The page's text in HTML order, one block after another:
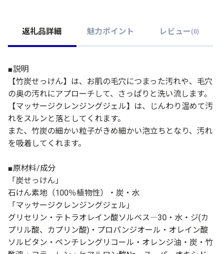
返礼品詳細 魅力ポイント レビュー (0)
■説明
【竹炭せっけん】は、お肌の毛穴につまった汚れや、毛穴
の奥の汚れにアプローチして、さっぱりと洗い流します。
【マッサージクレンジングジェル】は、じんわり温めて汚
れをスルンと落としてくれます。
また、竹炭の細かい粒子がきめ細かい泡立ちとなり、汚れ
を吸着してくれます。
■原材料/成分
「炭せっけん」
石けん素地（100％植物性）・炭・水
「マッサージクレンジングジェル」
グリセリン・テトラオレイン酸ソルベス―30・水・ジ(カ
プリル酸、カプリン酸)・プロパンジオール・オレイン酸
ソルビタン・ペンチレングリコール・オレンジ油・炭・竹